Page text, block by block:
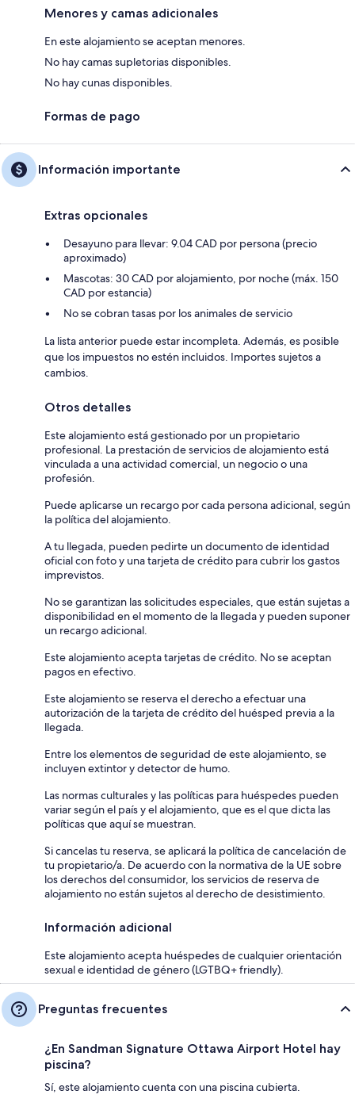
Menores y camas adicionales
En este alojamiento se aceptan menores.
No hay camas supletorias disponibles.
No hay cunas disponibles.
Formas de pago
Información importante
Extras opcionales
Desayuno para llevar: 9.04 CAD por persona (precio
aproximado)
Mascotas: 30 CAD por alojamiento, por noche (máx. 150
CAD por estancia)
No se cobran tasas por los animales de servicio
La lista anterior puede estar incompleta. Además, es posible
que los impuestos no estén incluidos. Importes sujetos a
cambios.
Otros detalles
Este alojamiento está gestionado por un propietario
profesional. La prestación de servicios de alojamiento está
vinculada a una actividad comercial, un negocio o una
profesión.
Puede aplicarse un recargo por cada persona adicional, según
la política del alojamiento.
A tu llegada, pueden pedirte un documento de identidad
oficial con foto y una tarjeta de crédito para cubrir los gastos
imprevistos.
No se garantizan las solicitudes especiales, que están sujetas a
disponibilidad en el momento de la llegada y pueden suponer
un recargo adicional.
Este alojamiento acepta tarjetas de crédito. No se aceptan
pagos en efectivo.
Este alojamiento se reserva el derecho a efectuar una
autorización de la tarjeta de crédito del huésped previa a la
llegada.
Entre los elementos de seguridad de este alojamiento, se
incluyen extintor y detector de humo.
Las normas culturales y las políticas para huéspedes pueden
variar según el país y el alojamiento, que es el que dicta las
políticas que aquí se muestran.
Si cancelas tu reserva, se aplicará la política de cancelación de
tu propietario/a. De acuerdo con la normativa de la UE sobre
los derechos del consumidor, los servicios de reserva de
alojamiento no están sujetos al derecho de desistimiento.
Información adicional
Este alojamiento acepta huéspedes de cualquier orientación
sexual e identidad de género (LGTBQ+ friendly).
Preguntas frecuentes
¿En Sandman Signature Ottawa Airport Hotel hay
piscina?
Sí, este alojamiento cuenta con una piscina cubierta.